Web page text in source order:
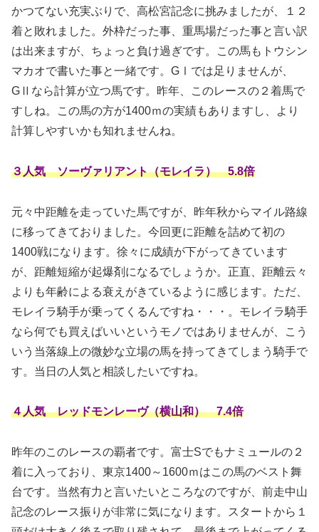
かつてない充実ぶりで、高松宮記念に挑みましたが、１２
着と敗れました。外枠だった事、重馬場だった事と言い訳
は出来ますが、ちょっと負け過ぎです。この馬もトウシン
マカオで書いた事と一緒です。GⅠでは足りませんが、
GⅡなら計算が立つ馬です。昨年、このレースの２着馬で
すしね。この馬の方が1400ｍの実績もありますし、より
計算しやすいかも知れませんね。
３人気 ソーヴァリアント（モレイラ） 5.8倍
元々中距離を走っていた馬ですが、昨年秋からマイル路線
に移ってきておりました。今回更に距離を詰めて初の
1400戦になります。徐々に成績が下がってきています
が、距離短縮が起爆剤になるでしょうか。正直、距離云々
よりも年齢による衰えがきているように感じます。ただ、
モレイラ騎手が乗ってくるんですね・・・。モレイラ騎手
なら何でも買えばいいというモノではありませんが、こう
いう当落線上の微妙な立場の馬を持ってきてしまう騎手で
す。当日の人気と相談したいですね。
４人気 レッドモンレーヴ（横山和） 7.4倍
昨年のこのレースの覇者です。富士Sでもナミュールの２
着に入っており、東京1400～1600ｍはこの馬のベスト舞
台です。当然有力と言いたいところなのですが、前走中山
記念のレース振りが非常に気になります。スタートから１